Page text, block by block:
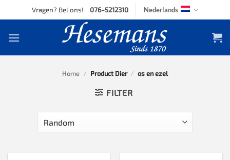
to
Vragen? Bel ons! 076-5212310 Nederlands
Home / Product Dier / os en ezel
FILTER